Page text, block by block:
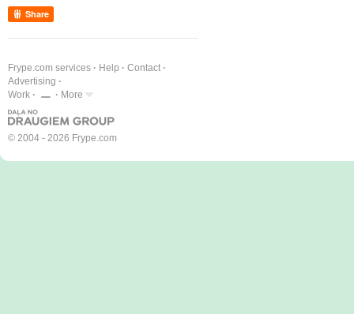
Share
Frype.com services Help
Contact
Advertising
Work
More
© 2004 - 2026 Frype.com